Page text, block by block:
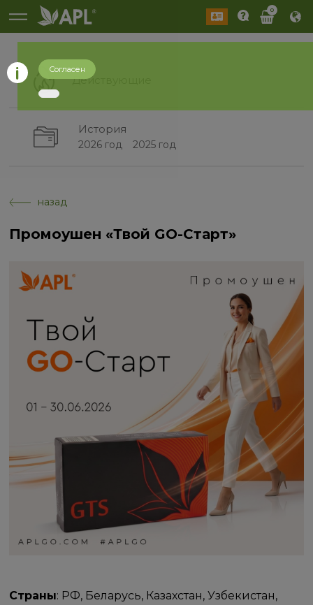
0
Действующие
История
2026 год 2025 год
назад
Промоушен «Твой GO-Старт»
Страны: РФ, Беларусь, Казахстан, Узбекистан,
Согласен